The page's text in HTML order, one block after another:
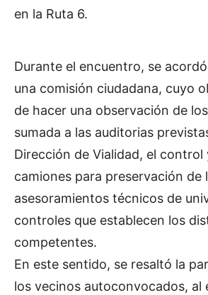
en la Ruta 6.
Durante el encuentro, se
una comisión ciudadana, cuyo
de hacer una observación de
sumada a las auditorias
Dirección de Vialidad, el control
camiones para preservación de
asesoramientos técnicos de
controles que establecen los
competentes.
En este sentido, se resaltó la
los vecinos autoconvocados, al